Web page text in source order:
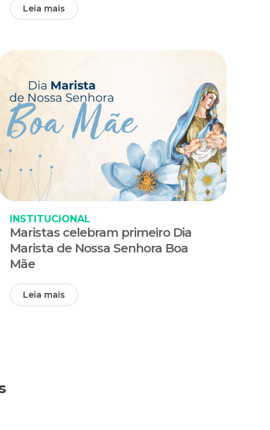
Leia mais
INSTITUCIONAL
Maristas celebram primeiro Dia
Marista de Nossa Senhora Boa
Mãe
Leia mais